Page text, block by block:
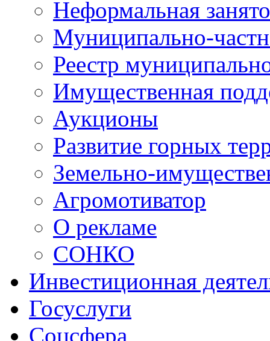
Неформальная
Муниципально-
Реестр
Имущественная
Аукционы
Развитие горных
Земельно-
Агромотиватор
О рекламе
СОНКО
Инвестиционная
Госуслуги
Соцсфера